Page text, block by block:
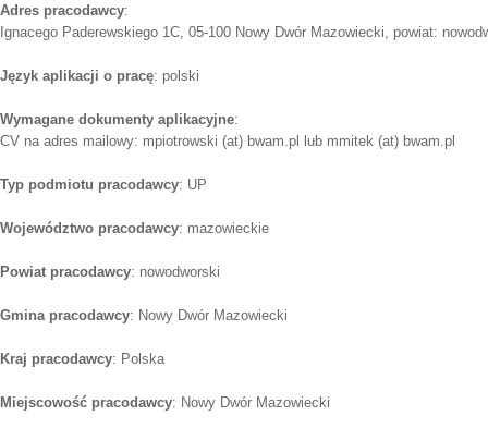
Adres pracodawcy:
Ignacego Paderewskiego 1C, 05-100 Nowy Dwór Mazowiecki, powiat:
Język aplikacji o pracę: polski
Wymagane dokumenty aplikacyjne:
CV na adres mailowy: mpiotrowski (at) bwam.pl lub mmitek (at) bwam.pl
Typ podmiotu pracodawcy: UP
Województwo pracodawcy: mazowieckie
Powiat pracodawcy: nowodworski
Gmina pracodawcy: Nowy Dwór Mazowiecki
Kraj pracodawcy: Polska
Miejscowość pracodawcy: Nowy Dwór Mazowiecki